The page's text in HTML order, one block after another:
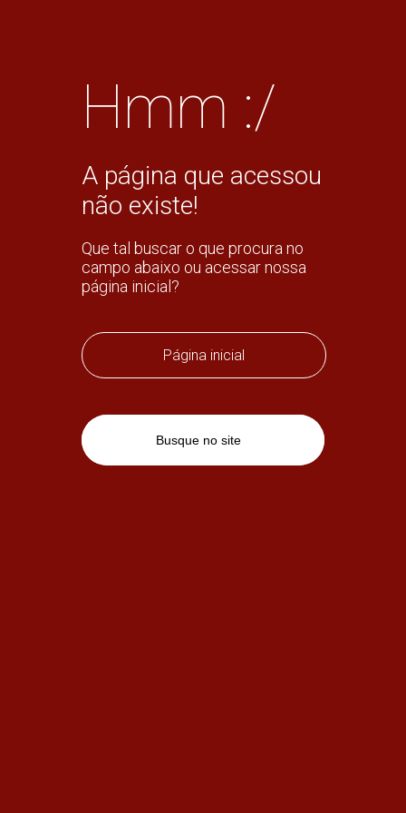
Hmm :/
A página que acessou
não existe!
Que tal buscar o que procura no
campo abaixo ou acessar nossa
página inicial?
Página inicial